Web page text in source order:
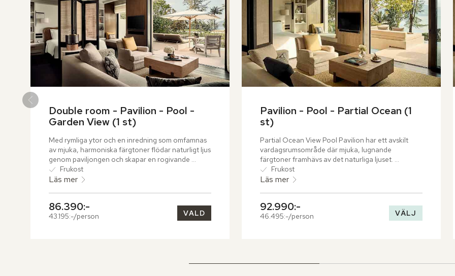
Double room - Pavilion - Pool -
Garden View (1 st)
Med rymliga ytor och en inredning som omfamnas
av mjuka, harmoniska färgtoner flödar naturligt ljus
genom paviljongen och skapar en rogivande
atmosfär. Det eleganta badrummet har en öppen
exteriör där ett djupt, avkopplande badkar lockar
svalkande plunge pool, omgivna av grönskande
lugn.
Frukost
Läs mer
86.390:-
43.195:-/person VALD
Pavilion - Pool - Partial Ocean (1
st)
Partial Ocean View Pool Pavilion har ett avskilt
vardagsrumsområde där mjuka, lugnande
färgtoner framhävs av det naturliga ljuset.
Terrassen bjuder in till avkoppling med en bekväm
dagbädd och en svalkande plunge pool.
Frukost
Läs mer
92.990:-
46.495:-/person VÄLJ